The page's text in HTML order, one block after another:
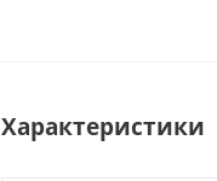
Характеристики